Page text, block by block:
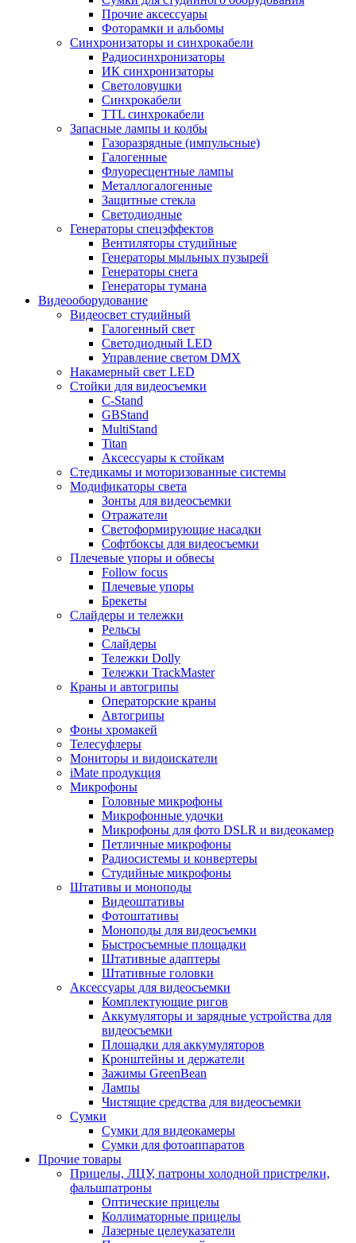
Прочие аксессуары
Фоторамки и альбомы
Синхронизаторы и синхрокабели
Радиосинхронизаторы
ИК синхронизаторы
Светоловушки
Синхрокабели
TTL синхрокабели
Запасные лампы и колбы
Газоразрядные (импульсные)
Галогенные
Флуоресцентные лампы
Металлогалогенные
Защитные стекла
Светодиодные
Генераторы спецэффектов
Вентиляторы студийные
Генераторы мыльных пузырей
Генераторы снега
Генераторы тумана
Видеооборудование
Видеосвет студийный
Галогенный свет
Светодиодный LED
Управление светом DMX
Накамерный свет LED
Стойки для видеосъемки
C-Stand
GBStand
MultiStand
Titan
Аксессуары к стойкам
Стедикамы и моторизованные системы
Модификаторы света
Зонты для видеосъемки
Отражатели
Светоформирующие насадки
Софтбоксы для видеосъемки
Плечевые упоры и обвесы
Follow focus
Плечевые упоры
Брекеты
Слайдеры и тележки
Рельсы
Слайдеры
Тележки Dolly
Тележки TrackMaster
Краны и автогрипы
Операторские краны
Автогрипы
Фоны хромакей
Телесуфлеры
Мониторы и видоискатели
iMate продукция
Микрофоны
Головные микрофоны
Микрофонные удочки
Микрофоны для фото DSLR и видеокамер
Петличные микрофоны
Радиосистемы и конвертеры
Студийные микрофоны
Штативы и моноподы
Видеоштативы
Фотоштативы
Моноподы для видеосъемки
Быстросъемные площадки
Штативные адаптеры
Штативные головки
Аксессуары для видеосъемки
Комплектующие ригов
Аккумуляторы и зарядные устройства для
видеосъемки
Площадки для аккумуляторов
Кронштейны и держатели
Зажимы GreenBean
Лампы
Чистящие средства для видеосъемки
Сумки
Сумки для видеокамеры
Сумки для фотоаппаратов
Прочие товары
Прицелы, ЛЦУ, патроны холодной пристрелки,
фальшпатроны
Оптические прицелы
Коллиматорные прицелы
Лазерные целеуказатели